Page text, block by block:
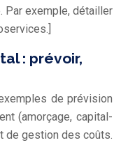
Par exemple, détailler
: prévoir,
de prévision
(amorçage, capital-
de gestion des coûts.